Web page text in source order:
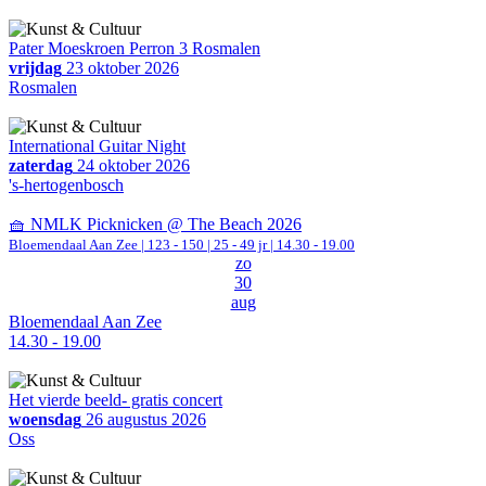
Pater Moeskroen Perron 3 Rosmalen
vrijdag 23 oktober 2026
Rosmalen
International Guitar Night
zaterdag 24 oktober 2026
's-hertogenbosch
🧺 NMLK Picknicken @ The Beach 2026
Bloemendaal Aan Zee | 123 - 150 | 25 - 49 jr | 14.30 - 19.00
zo
30
aug
Bloemendaal Aan Zee
14.30 - 19.00
Het vierde beeld- gratis concert
woensdag 26 augustus 2026
Oss